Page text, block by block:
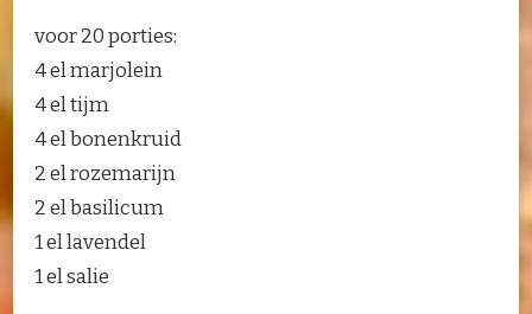
voor 20 porties:
4 el marjolein
4 el tijm
4 el bonenkruid
2 el rozemarijn
2 el basilicum
1 el lavendel
1 el salie